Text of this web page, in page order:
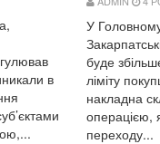
в
У
буде
ліміту
накладна
операцією,
переходу...